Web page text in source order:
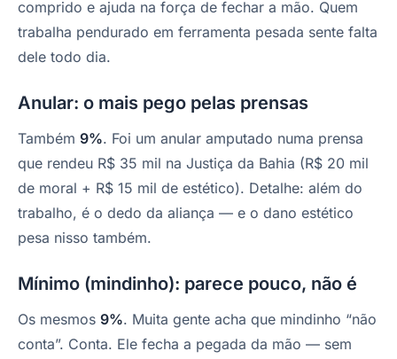
comprido e ajuda na força de fechar a mão. Quem
trabalha pendurado em ferramenta pesada sente falta
dele todo dia.
Anular: o mais pego pelas prensas
Também 9%. Foi um anular amputado numa prensa
que rendeu R$ 35 mil na Justiça da Bahia (R$ 20 mil
de moral + R$ 15 mil de estético). Detalhe: além do
trabalho, é o dedo da aliança — e o dano estético
pesa nisso também.
Mínimo (mindinho): parece pouco, não é
Os mesmos 9%. Muita gente acha que mindinho “não
conta”. Conta. Ele fecha a pegada da mão — sem